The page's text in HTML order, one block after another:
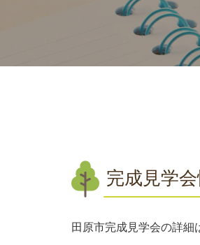
完成見学
田原市完成見学会の詳細